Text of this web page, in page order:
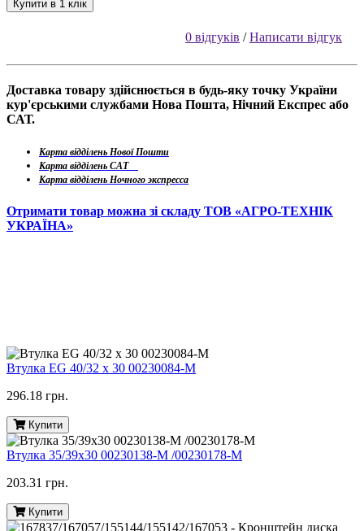
Купити в 1 клік
0 відгуків /Написати відгук
Доставка товару здійснюється в будь-яку точку України
кур'єрськими службами Нова Пошта, Нічний Експрес або
САТ.
Карта відділень Нової Пошти
Карта відділень САТ
Карта відділень Ночного экспресса
Отримати товар можна зі складу ТОВ «АГРО-ТЕХНІК
УКРАЇНА»
Втулка EG 40/32 x 30 00230084-M
296.18 грн.
Купити
Втулка 35/39х30 00230138-M /00230178-M
203.31 грн.
Купити